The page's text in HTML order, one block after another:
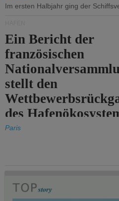
Im ersten Halbjahr ging der
Ein Bericht der
französischen
stellt den
des
des Staates fest.
Paris